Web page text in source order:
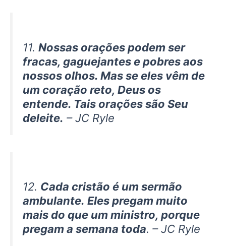
11. Nossas orações podem ser
fracas, gaguejantes e pobres aos
nossos olhos. Mas se eles vêm de
um coração reto, Deus os
entende. Tais orações são Seu
deleite. – JC Ryle
12. Cada cristão é um sermão
ambulante. Eles pregam muito
mais do que um ministro, porque
pregam a semana toda. – JC Ryle